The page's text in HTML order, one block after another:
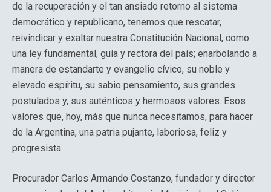
de la recuperación y el tan ansiado retorno al sistema
democrático y republicano, tenemos que rescatar,
reivindicar y exaltar nuestra Constitución Nacional, como
una ley fundamental, guía y rectora del país; enarbolando a
manera de estandarte y evangelio cívico, su noble y
elevado espíritu, su sabio pensamiento, sus grandes
postulados y, sus auténticos y hermosos valores. Esos
valores que, hoy, más que nunca necesitamos, para hacer
de la Argentina, una patria pujante, laboriosa, feliz y
progresista.
Procurador Carlos Armando Costanzo, fundador y director